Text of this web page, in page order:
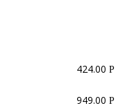
424.00 Р
949.00 Р